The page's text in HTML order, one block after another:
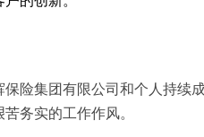
险集团有限公司和个人持续
务实的工作作风。